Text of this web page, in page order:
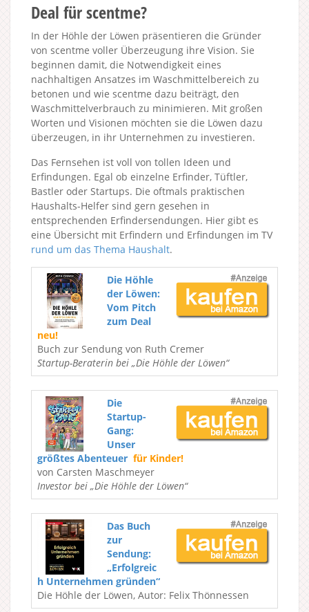
Deal für scentme?
In der Höhle der Löwen präsentieren die Gründer
von scentme voller Überzeugung ihre Vision. Sie
beginnen damit, die Notwendigkeit eines
nachhaltigen Ansatzes im Waschmittelbereich zu
betonen und wie scentme dazu beiträgt, den
Waschmittelverbrauch zu minimieren. Mit großen
Worten und Visionen möchten sie die Löwen dazu
überzeugen, in ihr Unternehmen zu investieren.
Das Fernsehen ist voll von tollen Ideen und
Erfindungen. Egal ob einzelne Erfinder, Tüftler,
Bastler oder Startups. Die oftmals praktischen
Haushalts-Helfer sind gern gesehen in
entsprechenden Erfindersendungen. Hier gibt es
eine Übersicht mit Erfindern und Erfindungen im TV
rund um das Thema Haushalt.
Die Höhle
der Löwen:
Vom Pitch
zum Deal
neu!
Buch zur Sendung von Ruth Cremer
Startup-Beraterin bei „Die Höhle der Löwen“
Die
Startup-
Gang:
Unser
größtes Abenteuer für Kinder!
von Carsten Maschmeyer
Investor bei „Die Höhle der Löwen“
Das Buch
zur
Sendung:
„Erfolgreic
h Unternehmen gründen“
Die Höhle der Löwen, Autor: Felix Thönnessen